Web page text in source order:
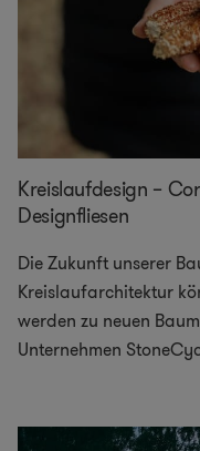
Kreislaufdesign –
Designfliesen
Die Zukunft unserer
Kreislaufarchitektur
werden zu neuen
Unternehmen